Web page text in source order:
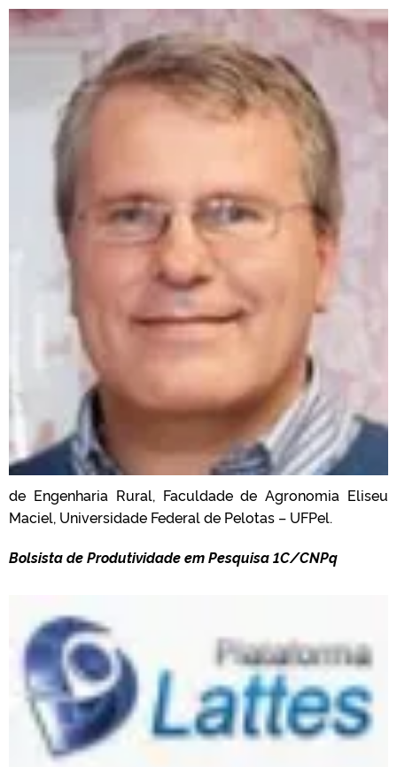
de Engenharia Rural, Faculdade de Agronomia Eliseu
Maciel, Universidade Federal de Pelotas – UFPel.
Bolsista de Produtividade em Pesquisa 1C/CNPq